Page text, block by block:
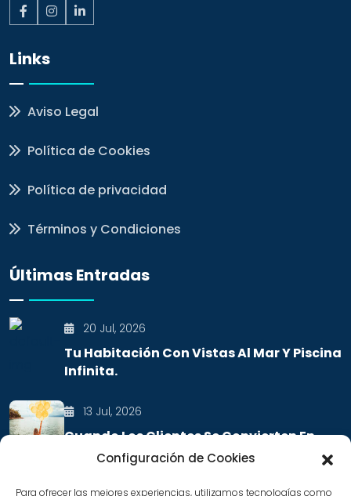
Configuración de Cookies
Para ofrecer las mejores experiencias, utilizamos tecnologías como
Links
Aviso Legal
Política de Cookies
Política de privacidad
Términos y Condiciones
Últimas Entradas
20 Jul, 2026
Tu Habitación Con Vistas Al Mar Y Piscina
Infinita.
13 Jul, 2026
Cuando Los Clientes Se Convierten En
Embajadores De Tu Marca